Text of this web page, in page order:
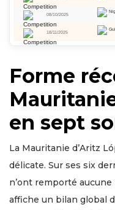
08/10/2025
18/11/2025
Forme
en sept
La Mauritanie d’Aritz
délicate. Sur ses six
n’ont remporté aucune
affiche un bilan global